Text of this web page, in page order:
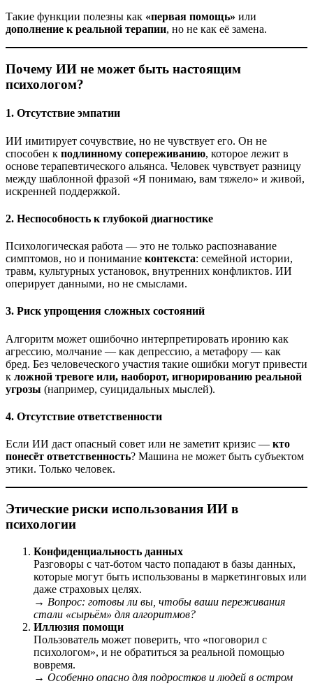
Такие функции полезны как «первая помощь» или
дополнение к реальной терапии, но не как её замена.
Почему ИИ не может быть настоящим
психологом?
1. Отсутствие эмпатии
ИИ имитирует сочувствие, но не чувствует его. Он не
способен к подлинному сопереживанию, которое лежит в
основе терапевтического альянса. Человек чувствует разницу
между шаблонной фразой «Я понимаю, вам тяжело» и живой,
искренней поддержкой.
2. Неспособность к глубокой диагностике
Психологическая работа — это не только распознавание
симптомов, но и понимание контекста: семейной истории,
травм, культурных установок, внутренних конфликтов. ИИ
оперирует данными, но не смыслами.
3. Риск упрощения сложных состояний
Алгоритм может ошибочно интерпретировать иронию как
агрессию, молчание — как депрессию, а метафору — как
бред. Без человеческого участия такие ошибки могут привести
к ложной тревоге или, наоборот, игнорированию реальной
угрозы (например, суицидальных мыслей).
4. Отсутствие ответственности
Если ИИ даст опасный совет или не заметит кризис — кто
понесёт ответственность? Машина не может быть субъектом
этики. Только человек.
Этические риски использования ИИ в
психологии
Конфиденциальность данных
Разговоры с чат-ботом часто попадают в базы данных,
которые могут быть использованы в маркетинговых или
даже страховых целях.
→ Вопрос: готовы ли вы, чтобы ваши переживания
стали «сырьём» для алгоритмов?
Иллюзия помощи
Пользователь может поверить, что «поговорил с
психологом», и не обратиться за реальной помощью
вовремя.
→ Особенно опасно для подростков и людей в остром